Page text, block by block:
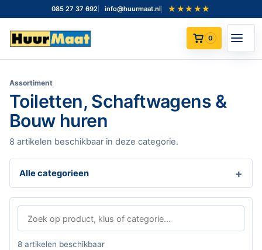
085 27 37 692 info@huurmaat.nl ★★★★★
0
Assortiment
Toiletten, Schaftwagens &
Bouw huren
8 artikelen beschikbaar in deze categorie.
Alle categorieen
8 artikelen beschikbaar